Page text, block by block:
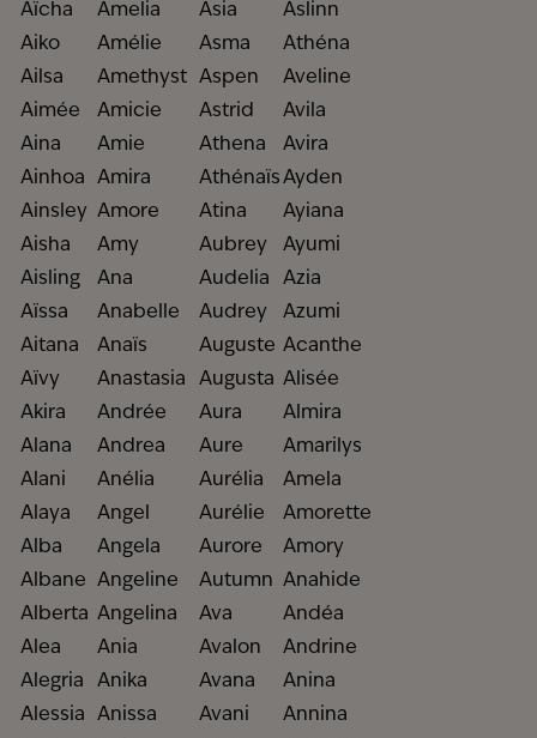
Aïcha
Aiko
Ailsa
Aimée
Aina
Ainhoa
Ainsley
Aisha
Aisling
Aïssa
Aitana
Aïvy
Akira
Alana
Alani
Alaya
Alba
Albane
Alberta
Alea
Alegria
Alessia
Amelia
Amélie
Amethyst
Amicie
Amie
Amira
Amore
Amy
Ana
Anabelle
Anaïs
Anastasia
Andrée
Andrea
Anélia
Angel
Angela
Angeline
Angelina
Ania
Anika
Anissa
Asia
Asma
Aspen
Astrid
Athena
Athénaïs
Atina
Aubrey
Audelia
Audrey
Auguste
Augusta
Aura
Aure
Aurélia
Aurélie
Aurore
Autumn
Ava
Avalon
Avana
Avani
Aslinn
Athéna
Aveline
Avila
Avira
Ayden
Ayiana
Ayumi
Azia
Azumi
Acanthe
Alisée
Almira
Amarilys
Amela
Amorette
Amory
Anahide
Andéa
Andrine
Anina
Annina